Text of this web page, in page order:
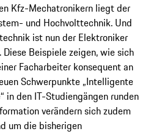
Kfz-Mechatronikern liegt der
und Hochvolttechnik. Und
ist nun der Elektroniker
Beispiele zeigen, wie sich
Facharbeiter konsequent an
Schwerpunkte „Intelligente
in den IT-Studiengängen runden
verändern sich ­zudem
um die bisherigen